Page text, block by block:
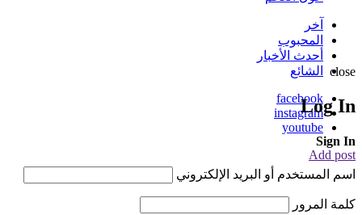
آخر
المحبوب
أحدث الأخبار
الشائع
facebook
instagram
youtube
Add post
close
Log In
Sign In
اسم المستخدم أو البريد الإلكتروني
كلمة المرور